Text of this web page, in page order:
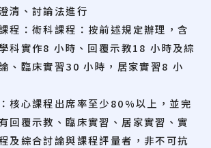
清、討論法進行
程：術科課程：按前述規定辦理，含
科實作8 小時、回覆示教18 小時及綜
、臨床實習30 小時，居家實習8 小
核心課程出席率至少80%以上，並完
回覆示教、臨床實習、居家實習、實
及綜合討論與課程評量者，非不可抗